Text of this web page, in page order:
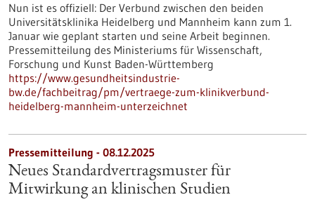
Nun ist es offiziell: Der Verbund zwischen den beiden
Universitätsklinika Heidelberg und Mannheim kann zum 1.
Januar wie geplant starten und seine Arbeit beginnen.
Pressemitteilung des Ministeriums für Wissenschaft,
Forschung und Kunst Baden-Württemberg
https://www.gesundheitsindustrie-
bw.de/fachbeitrag/pm/vertraege-zum-klinikverbund-
heidelberg-mannheim-unterzeichnet
Pressemitteilung - 08.12.2025
Neues Standardvertragsmuster für
Mitwirkung an klinischen Studien